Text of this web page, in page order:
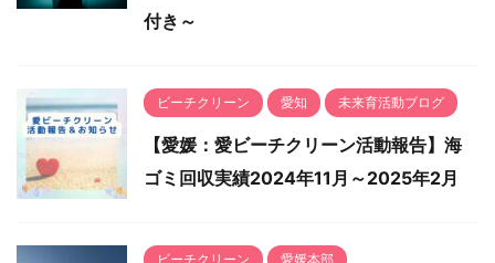
付き～
ビーチクリーン 愛知 未来育活動ブログ
【愛媛：愛ビーチクリーン活動報告】海
ゴミ回収実績2024年11月～2025年2月
ビーチクリーン 愛媛本部